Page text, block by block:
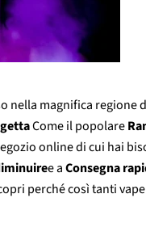
nella magnifica regione
Come il popolare
online di cui hai
e aConsegna
perché così tanti